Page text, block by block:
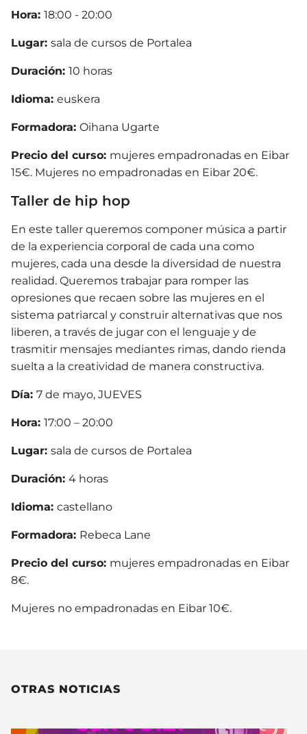
Hora: 18:00 - 20:00
Lugar: sala de cursos de Portalea
Duración: 10 horas
Idioma: euskera
Formadora: Oihana Ugarte
Precio del curso: mujeres empadronadas en Eibar
15€. Mujeres no empadronadas en Eibar 20€.
Taller de hip hop
En este taller queremos componer música a partir
de la experiencia corporal de cada una como
mujeres, cada una desde la diversidad de nuestra
realidad. Queremos trabajar para romper las
opresiones que recaen sobre las mujeres en el
sistema patriarcal y construir alternativas que nos
liberen, a través de jugar con el lenguaje y de
trasmitir mensajes mediantes rimas, dando rienda
suelta a la creatividad de manera constructiva.
Día: 7 de mayo, JUEVES
Hora: 17:00 – 20:00
Lugar: sala de cursos de Portalea
Duración: 4 horas
Idioma: castellano
Formadora: Rebeca Lane
Precio del curso: mujeres empadronadas en Eibar
8€.
Mujeres no empadronadas en Eibar 10€.
OTRAS NOTICIAS